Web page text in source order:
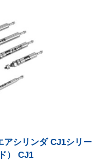
アシリンダ CJ1シリー
） CJ1